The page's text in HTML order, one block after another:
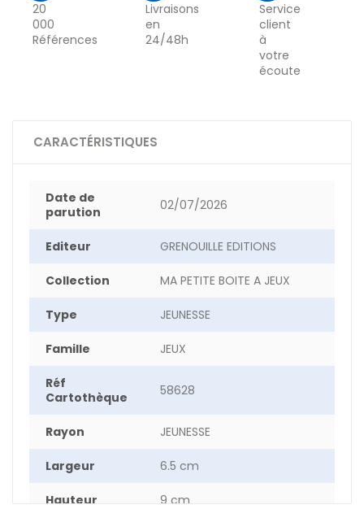
20
000
Références
Livraisons
en
24/48h
Service
client
à
votre
écoute
CARACTÉRISTIQUES
Date de
parution
02/07/2026
Editeur GRENOUILLE EDITIONS
Collection MA PETITE BOITE A JEUX
Type JEUNESSE
Famille JEUX
Réf
Cartothèque
58628
Rayon JEUNESSE
Largeur 6.5 cm
Hauteur 9 cm